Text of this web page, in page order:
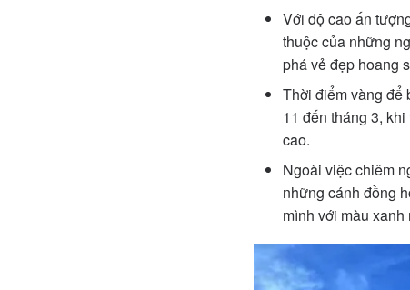
Với độ cao ấn
thuộc của những
phá vẻ đẹp hoang
Thời điểm vàng để
11 đến tháng 3,
cao.
Ngoài việc chiêm
những cánh đồng
mình với màu